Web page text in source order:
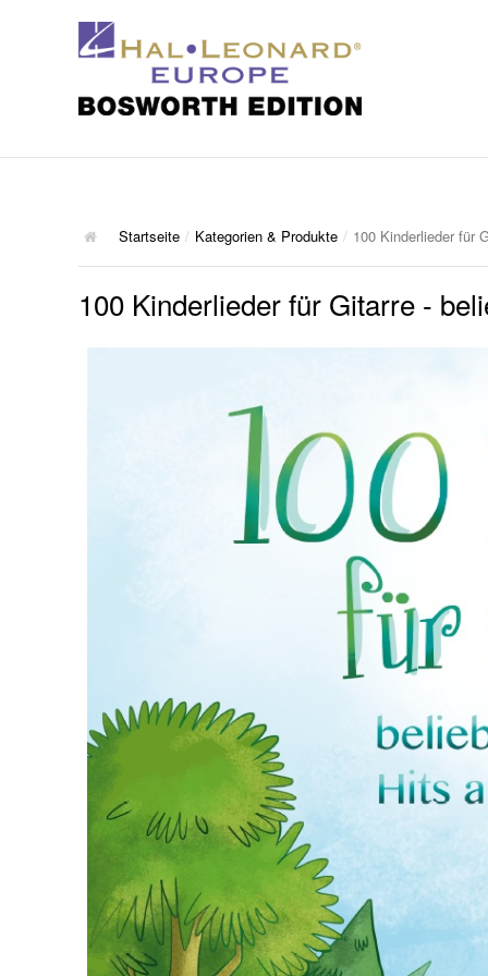
Startseite / Kategorien & Produkte / 100 Kinderlieder für
100 Kinderlieder für Gitarre -